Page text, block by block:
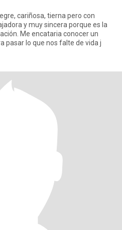
cariñosa, tierna pero con
y muy sincera porque es la
Me encataria conocer un
pasar lo que nos falte de vida j